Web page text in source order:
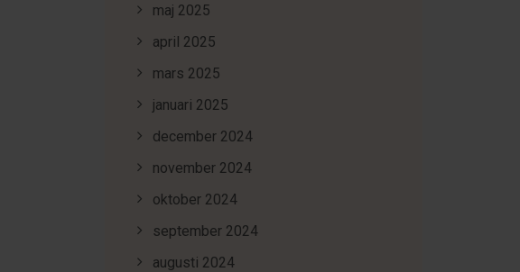
maj 2025
april 2025
mars 2025
januari 2025
december 2024
november 2024
oktober 2024
september 2024
augusti 2024